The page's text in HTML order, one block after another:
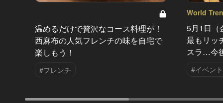
温めるだけで贅沢なコース料理が！
西麻布の人気フレンチの味を自宅で
楽しもう！
#フレンチ
World
5月1日（
最もリッ
スラ…今
#イベント